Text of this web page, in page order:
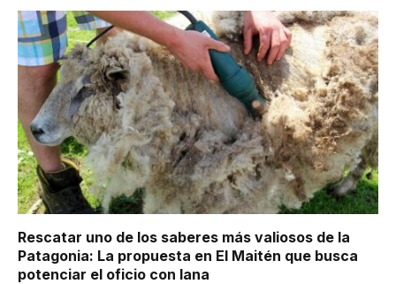
Rescatar uno de los saberes más valiosos de la
Patagonia: La propuesta en El Maitén que busca
potenciar el oficio con lana